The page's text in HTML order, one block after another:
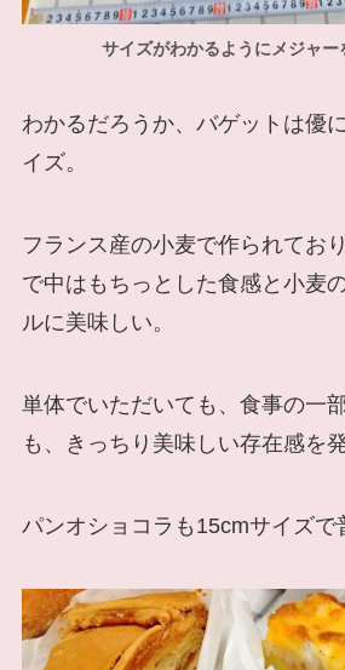
サイズがわかるようにメジャー
わかるだろうか、バゲットは優
イズ。
フランス産の小麦で作られてお
で中はもちっとした食感と小麦
ルに美味しい。
単体でいただいても、食事の一
も、きっちり美味しい存在感を
パンオショコラも15cmサイズで